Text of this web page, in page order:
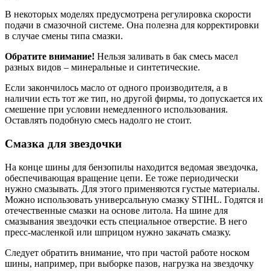
В некоторых моделях предусмотрена регулировка скорости
подачи в смазочной системе. Она полезна для корректировки
в случае смены типа смазки.
Обратите внимание! Нельзя заливать в бак смесь масел
разных видов – минеральные и синтетические.
Если закончилось масло от одного производителя, а в
наличии есть тот же тип, но другой фирмы, то допускается их
смешение при условии немедленного использования.
Оставлять подобную смесь надолго не стоит.
Смазка для звездочки
На конце шины для бензопилы находится ведомая звездочка,
обеспечивающая вращение цепи. Ее тоже периодически
нужно смазывать. Для этого применяются густые материалы.
Можно использовать универсальную смазку STIHL. Годятся и
отечественные смазки на основе литола. На шине для
смазывания звездочки есть специальное отверстие. В него
пресс-масленкой или шприцом нужно закачать смазку.
Следует обратить внимание, что при частой работе носком
шины, например, при выборке пазов, нагрузка на звездочку